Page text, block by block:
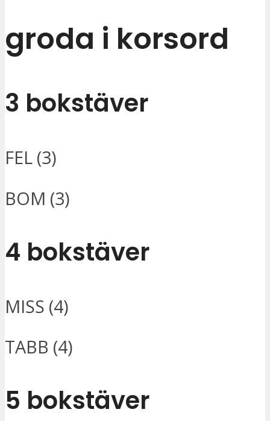
groda i korsord
3 bokstäver
FEL (3)
BOM (3)
4 bokstäver
MISS (4)
TABB (4)
5 bokstäver